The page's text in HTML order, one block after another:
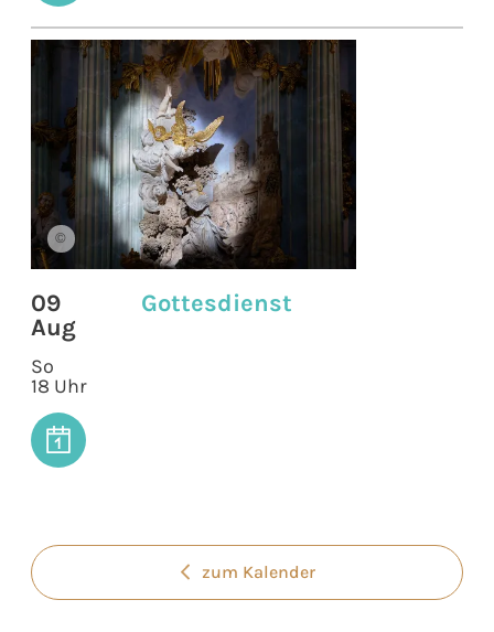
©
09
Aug
So
18 Uhr
Gottesdienst
zum Kalender